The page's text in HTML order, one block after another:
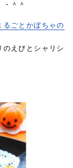
＾＾
るごとかぼちゃの
えびとシャリシ